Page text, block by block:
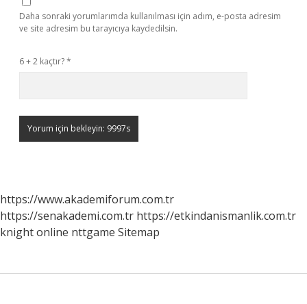
Daha sonraki yorumlarımda kullanılması için adım, e-posta adresim
ve site adresim bu tarayıcıya kaydedilsin.
6 + 2 kaçtır?*
https://www.akademiforum.com.tr
https://senakademi.com.tr https://etkindanismanlik.com.tr
knight online nttgame Sitemap